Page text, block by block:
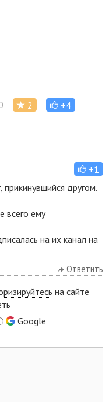
2 +4
+1
прикинувшийся другом.
всего ему
на их канал на
Ответить
на сайте
Google